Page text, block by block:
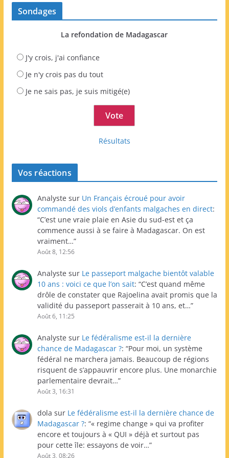
Sondages
La refondation de Madagascar
J'y crois, j'ai confiance
Je n'y crois pas du tout
Je ne sais pas, je suis mitigé(e)
Résultats
Vos réactions
Analyste sur Un Français écroué pour avoir
commandé des viols d’enfants malgaches en direct:
“C’est une vraie plaie en Asie du sud-est et ça
commence aussi à se faire à Madagascar. On est
vraiment…”
Août 8, 12:56
Analyste sur Le passeport malgache bientôt valable
10 ans : voici ce que l’on sait: “C’est quand même
drôle de constater que Rajoelina avait promis que la
validité du passeport passerait à 10 ans, et…”
Août 6, 11:25
Analyste sur Le fédéralisme est-il la dernière
chance de Madagascar ?: “Pour moi, un système
fédéral ne marchera jamais. Beaucoup de régions
risquent de s’appauvrir encore plus. Une monarchie
parlementaire devrait…”
Août 3, 16:31
dola sur Le fédéralisme est-il la dernière chance de
Madagascar ?: “« regime change » qui va profiter
encore et toujours à « QUI » déjà et surtout pas
pour cette île: essayons de voir…”
Août 3, 08:26